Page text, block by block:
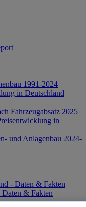
1991-2024
in Deutschland
Fahrzeugabsatz 2025
in
und Anlagenbau 2024-
- Daten & Fakten
& Fakten